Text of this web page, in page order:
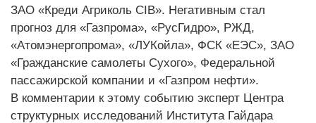
ЗАО «Креди Агриколь CIB». Негативным стал
прогноз для «Газпрома», «РусГидро», РЖД,
«Атомэнергопрома», «ЛУКойла», ФСК «ЕЭС», ЗАО
«Гражданские самолеты Сухого», Федеральной
пассажирской компании и «Газпром нефти».
В комментарии к этому событию эксперт Центра
структурных исследований Института Гайдара